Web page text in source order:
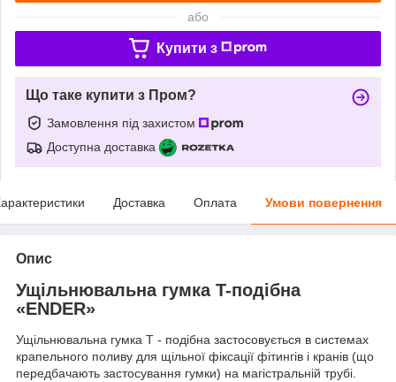
або
Купити з
Що таке купити з Пром?
Замовлення під захистом
Доступна доставка
Доставка Оплата Умови повернення
Опис
Ущільнювальна гумка T-подібна
«ENDER»
Ущільнювальна гумка Т - подібна застосовується в системах
крапельного поливу для щільної фіксації фітингів і кранів (що
передбачають застосування гумки) на магістральній трубі.